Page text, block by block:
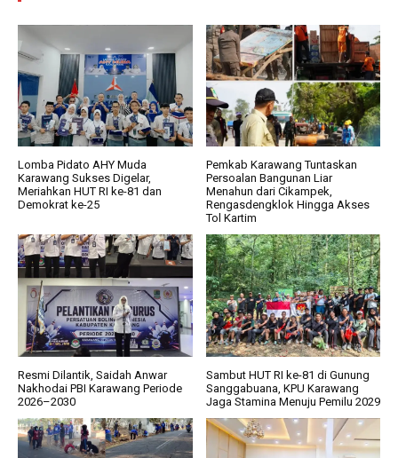
Lomba Pidato AHY Muda
Karawang Sukses Digelar,
Meriahkan HUT RI ke-81 dan
Demokrat ke-25
Pemkab Karawang Tuntaskan
Persoalan Bangunan Liar
Menahun dari Cikampek,
Rengasdengklok Hingga Akses
Tol Kartim
Resmi Dilantik, Saidah Anwar
Nakhodai PBI Karawang Periode
2026–2030
Sambut HUT RI ke-81 di Gunung
Sanggabuana, KPU Karawang
Jaga Stamina Menuju Pemilu 2029